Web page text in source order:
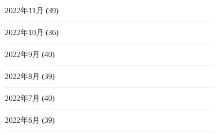
2022年11月 (39)
2022年10月 (36)
2022年9月 (40)
2022年8月 (39)
2022年7月 (40)
2022年6月 (39)